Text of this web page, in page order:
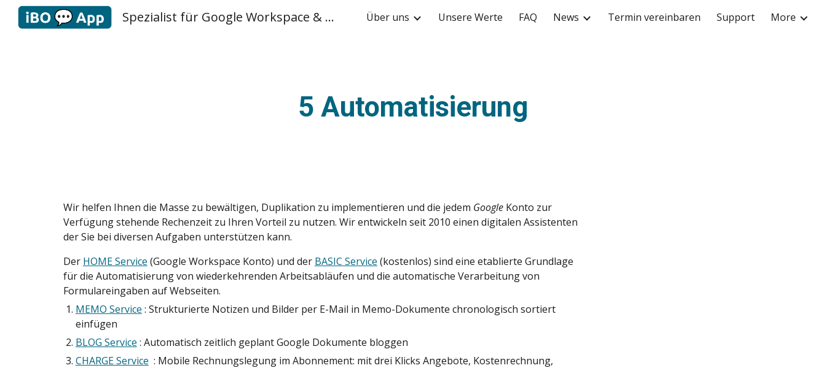
Skip to main content Skip to navigation
Spezialist für Google Workspace & Apps Script Über uns Unsere Werte FAQ News Termin vereinbaren Support More
5 Automatisierung
Wir helfen Ihnen die Masse zu bewältigen, Duplikation zu implementieren und die jedem GoogleKonto zur
Verfügung stehende Rechenzeit zu Ihren Vorteil zu nutzen. Wir entwickeln seit 2010 einen digitalen Assistenten
der Sie bei diversen Aufgaben unterstützen kann.
Der HOME Service (Google Workspace Konto) und der BASIC Service (kostenlos) sind eine etablierte Grundlage
für die Automatisierung von wiederkehrenden Arbeitsabläufen und die automatische Verarbeitung von
Formulareingaben auf Webseiten.
MEMO Service : Strukturierte Notizen und Bilder per E-Mail in Memo-Dokumente chronologisch sortiert
einfügen
BLOG Service : Automatisch zeitlich geplant Google Dokumente bloggen
CHARGE Service : Mobile Rechnungslegung im Abonnement: mit drei Klicks Angebote, Kostenrechnung,